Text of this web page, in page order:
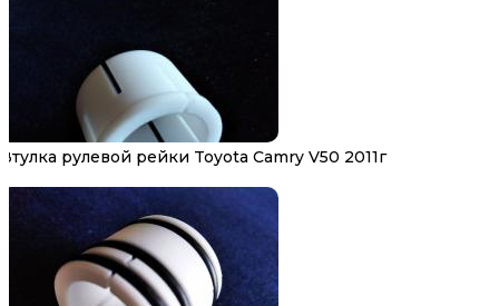
Втулка рулевой рейки Toyota Camry V50 2011г